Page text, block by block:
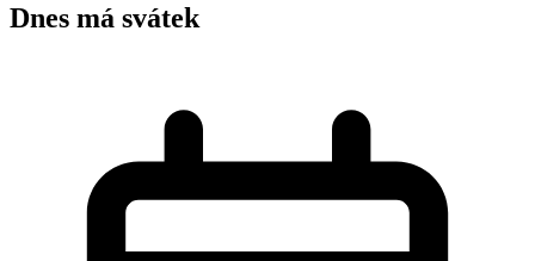
Dnes má svátek